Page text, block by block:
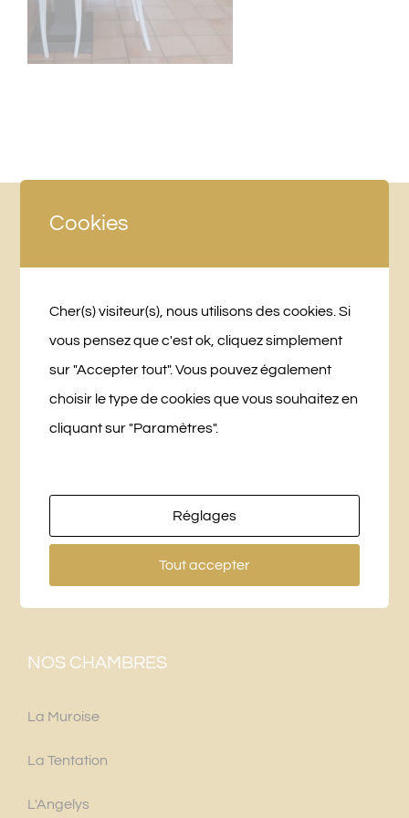
LA BRIDANIÈRE
49250 Beaufort-en-Vallée
+33 (0)6 76 27 25 16
labridaniere@gmail.com
NOS CHAMBRES
La Muroise
La Tentation
L'Angelys
Cookies
Cher(s) visiteur(s), nous utilisons des cookies. Si
vous pensez que c'est ok, cliquez simplement
sur "Accepter tout". Vous pouvez également
choisir le type de cookies que vous souhaitez en
cliquant sur "Paramètres".
Réglages
Tout accepter